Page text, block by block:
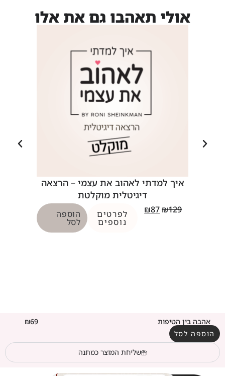
אולי תאהבו גם את אלו
איך למדתי לאהוב את עצמי – הרצאה
דיגיטלית מוקלטת
₪129
₪87 לפרטים
נוספים
הוספה
לסל
אהבה בין הטיפות ₪69
הוספה לסל
שליחת המוצר כמתנה